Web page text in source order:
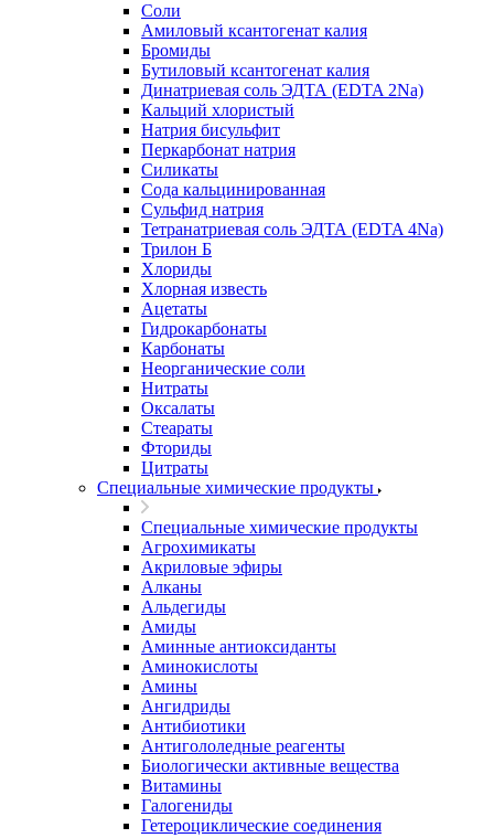
Соли
Амиловый ксантогенат калия
Бромиды
Бутиловый ксантогенат калия
Динатриевая соль ЭДТА (EDTA 2Na)
Кальций хлористый
Натрия бисульфит
Перкарбонат натрия
Силикаты
Сода кальцинированная
Сульфид натрия
Тетранатриевая соль ЭДТА (EDTA 4Na)
Трилон Б
Хлориды
Хлорная известь
Ацетаты
Гидрокарбонаты
Карбонаты
Неорганические соли
Нитраты
Оксалаты
Стеараты
Фториды
Цитраты
Специальные химические продукты
Специальные химические продукты
Агрохимикаты
Акриловые эфиры
Алканы
Альдегиды
Амиды
Аминные антиоксиданты
Аминокислоты
Амины
Ангидриды
Антибиотики
Антигололедные реагенты
Биологически активные вещества
Витамины
Галогениды
Гетероциклические соединения